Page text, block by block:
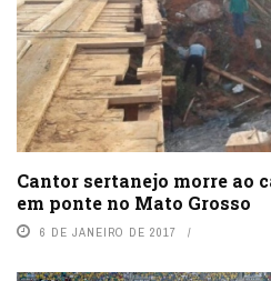
Cantor sertanejo morre ao
em ponte no Mato Grosso
6 DE JANEIRO DE 2017